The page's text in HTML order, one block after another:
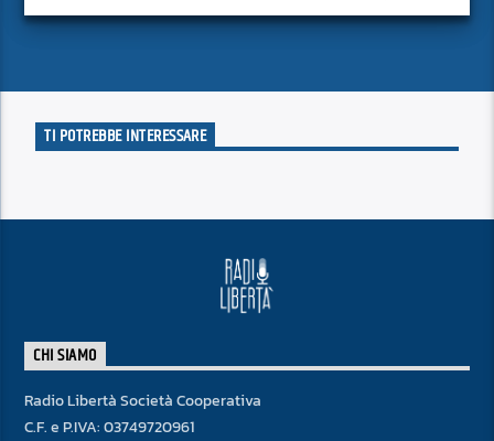
approfondito delle notizie del giorno, senza fermarsi alla
TI POTREBBE INTERESSARE
CHI SIAMO
Radio Libertà Società Cooperativa
C.F. e P.IVA: 03749720961